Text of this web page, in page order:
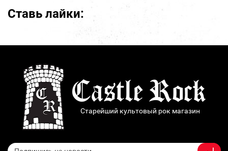
Ставь лайки:
Старейший культовый рок магазин